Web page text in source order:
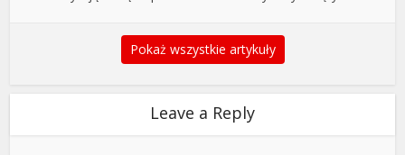
Pokaż wszystkie artykuły
Leave a Reply